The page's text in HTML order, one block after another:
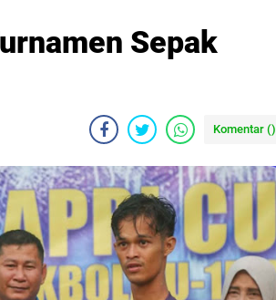
Sepak
Komentar ()